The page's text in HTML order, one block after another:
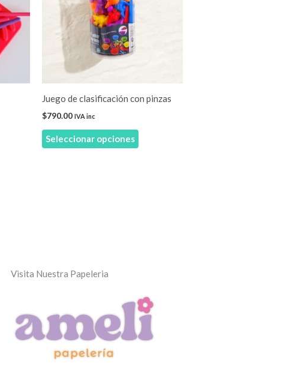
Juego de clasificación con pinzas
$790.00 IVA inc
Seleccionar opciones
elegir
Visita Nuestra Papeleria